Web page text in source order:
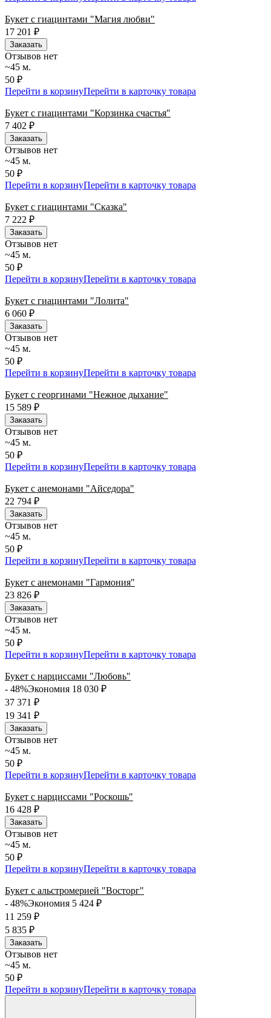
Букет с гиацинтами "Магия любви"
17 201
₽
Заказать
Отзывов нет
~45 м.
50 ₽
Перейти в корзинуПерейти в карточку товара
Букет с гиацинтами "Корзинка счастья"
7 402 ₽
Заказать
Отзывов нет
~45 м.
50 ₽
Перейти в корзинуПерейти в карточку товара
Букет с гиацинтами "Сказка"
7 222 ₽
Заказать
Отзывов нет
~45 м.
50 ₽
Перейти в корзинуПерейти в карточку товара
Букет с гиацинтами "Лолита"
6 060 ₽
Заказать
Отзывов нет
~45 м.
50 ₽
Перейти в корзинуПерейти в карточку товара
Букет с георгинами "Нежное дыхание"
15 589 ₽
Заказать
Отзывов нет
~45 м.
50 ₽
Перейти в корзинуПерейти в карточку товара
Букет с анемонами "Айседора"
22 794 ₽
Заказать
Отзывов нет
~45 м.
50 ₽
Перейти в корзинуПерейти в карточку товара
Букет с анемонами "Гармония"
23 826 ₽
Заказать
Отзывов нет
~45 м.
50 ₽
Перейти в корзинуПерейти в карточку товара
Букет с нарциссами "Любовь"
- 48%Экономия 18 030 ₽
37 371 ₽
19 341 ₽
Заказать
Отзывов нет
~45 м.
50 ₽
Перейти в корзинуПерейти в карточку товара
Букет с нарциссами "Роскошь"
16 428 ₽
Заказать
Отзывов нет
~45 м.
50 ₽
Перейти в корзинуПерейти в карточку товара
Букет с альстромерией "Восторг"
- 48%Экономия 5 424 ₽
11 259 ₽
5 835 ₽
Заказать
Отзывов нет
~45 м.
50 ₽
Перейти в корзинуПерейти в карточку товара